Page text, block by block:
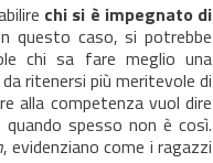
chi si è impegnato di
questo caso, si potrebbe
chi sa fare meglio una
ritenersi più meritevole di
alla competenza vuol dire
quando spesso non è così.
, evidenziano come i ragazzi